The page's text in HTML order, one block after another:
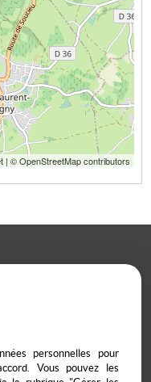
| © OpenStreetMap contributors
personnelles pour
Vous pouvez les